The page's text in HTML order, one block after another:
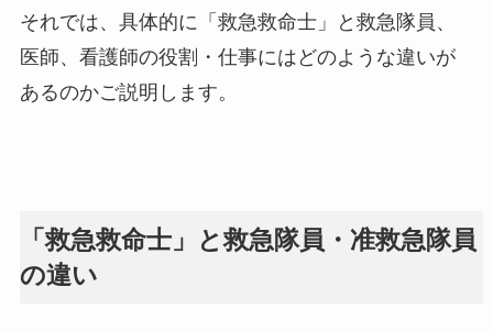
それでは、具体的に「救急救命士」と救急隊員、
医師、看護師の役割・仕事にはどのような違いが
あるのかご説明します。
「救急救命士」と救急隊員・准救急隊員
の違い